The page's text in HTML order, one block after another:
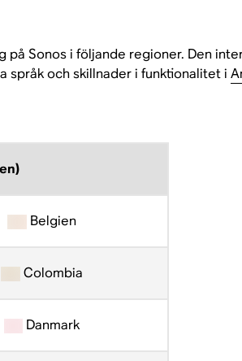
på Sonos i följande regioner. Den
språk och skillnader i funktionalitet i
Belgien
Colombia
Danmark